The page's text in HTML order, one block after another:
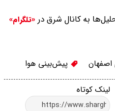
به کانال شرق در «تلگرام»
پیش‌بینی هوا
لینک کوتاه